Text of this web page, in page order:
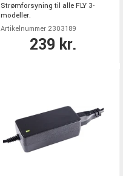
Strømforsyning til alle FLY 3-
modeller.
Artikelnummer 2303189
239 kr.